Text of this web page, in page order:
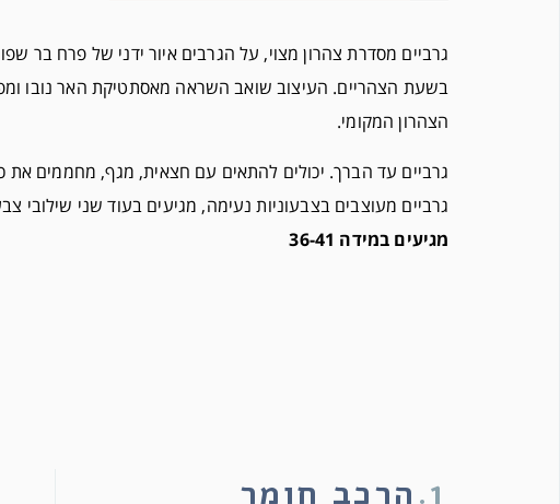
גרביים מסדרת צהרון מצוי, על הגרבים איור ידני של פרח בר
בשעת הצהריים. העיצוב שואב השראה מאסתטיקת האר נובו
הצהרון המקומי.
גרביים עד הברך. יכולים להתאים עם חצאית, מגף, מחממים את
גרביים מעוצבים בצבעוניות נעימה, מגיעים בעוד שני שילובי
מגיעים במידה 36-41
1. הרכב חומר